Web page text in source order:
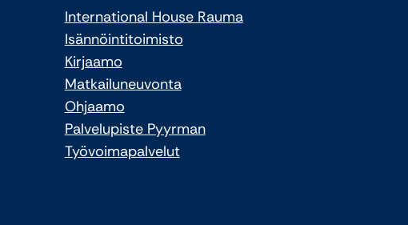
International House Rauma
Isännöintitoimisto
Kirjaamo
Matkailuneuvonta
Ohjaamo
Palvelupiste Pyyrman
Työvoimapalvelut